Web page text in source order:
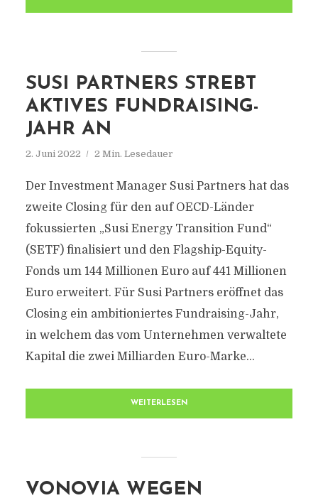
SUSI PARTNERS STREBT
AKTIVES FUNDRAISING-
JAHR AN
2. Juni 2022 2 Min. Lesedauer
Der Investment Manager Susi Partners hat das
zweite Closing für den auf OECD-Länder
fokussierten „Susi Energy Transition Fund“
(SETF) finalisiert und den Flagship-Equity-
Fonds um 144 Millionen Euro auf 441 Millionen
Euro erweitert. Für Susi Partners eröffnet das
Closing ein ambitioniertes Fundraising-Jahr,
in welchem das vom Unternehmen verwaltete
Kapital die zwei Milliarden Euro-Marke...
WEITERLESEN
VONOVIA WEGEN